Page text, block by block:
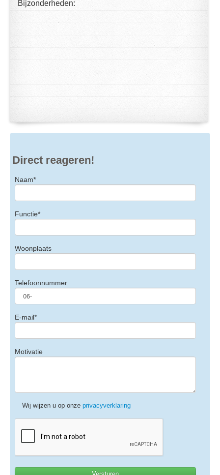
Bijzonderheden:
Direct reageren!
Naam*
Functie*
Woonplaats
Telefoonnummer
E-mail*
Motivatie
Wij wijzen u op onze privacyverklaring